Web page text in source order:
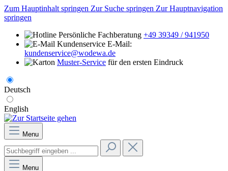
Zum Hauptinhalt springen Zur Suche springen Zur Hauptnavigation
springen
Persönliche Fachberatung +49 39349 / 941950
E-Mail:
kundenservice@wodewa.de
Muster-Service für den ersten Eindruck
Deutsch
English
Menu
Menu